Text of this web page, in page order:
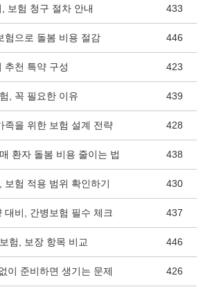
보험 청구 절차 안내 433
험으로 돌봄 비용 절감 446
추천 특약 구성 423
, 꼭 필요한 이유 439
족을 위한 보험 설계 전략 428
환자 돌봄 비용 줄이는 법 438
보험 적용 범위 확인하기 430
대비, 간병보험 필수 체크 437
험, 보장 항목 비교 446
이 준비하면 생기는 문제 426